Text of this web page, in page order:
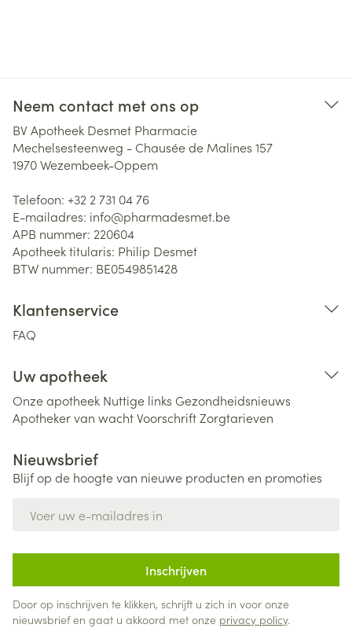
Neem contact met ons op
BV Apotheek Desmet Pharmacie
Mechelsesteenweg - Chausée de Malines 157
1970Wezembeek-Oppem
Telefoon: +32 2 731 04 76
E-mailadres: info@pharmadesmet.be
APB nummer: 220604
Apotheek titularis: Philip Desmet
BTW nummer: BE0549851428
Klantenservice
FAQ
Uw apotheek
Onze apotheek Nuttige links Gezondheidsnieuws
Apotheker van wachtVoorschriftZorgtarieven
Nieuwsbrief
Blijf op de hoogte van nieuwe producten en promoties
Inschrijven
Door op inschrijven te klikken, schrijft u zich in voor onze
nieuwsbrief en gaat u akkoord met onze privacy policy.